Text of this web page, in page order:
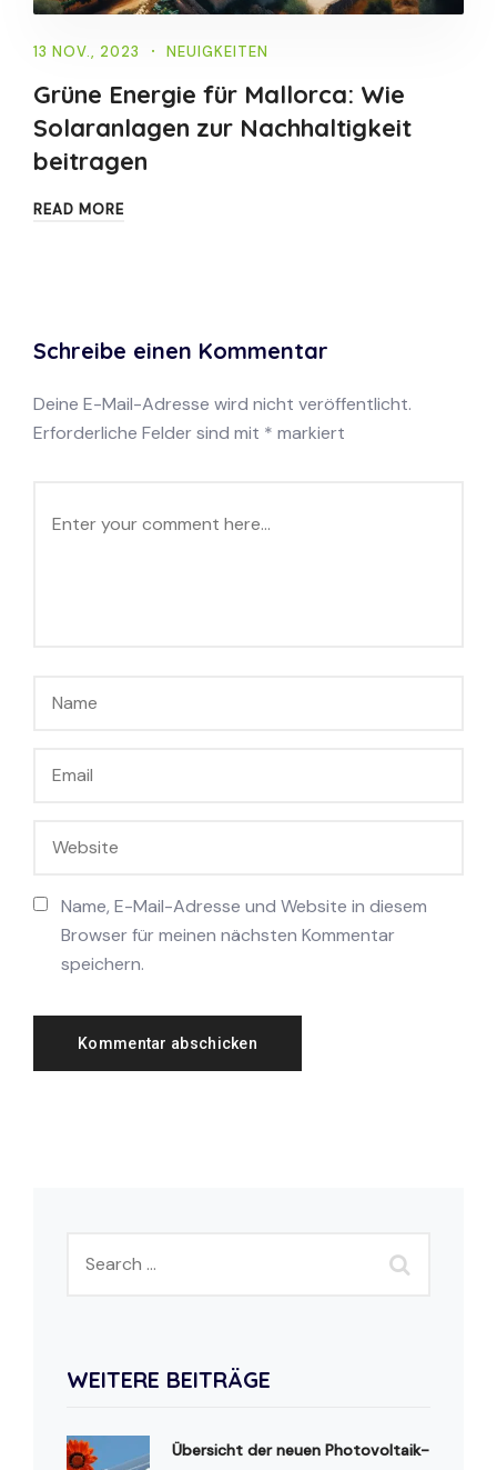
13 NOV., 2023 NEUIGKEITEN
Grüne Energie für Mallorca: Wie
Solaranlagen zur Nachhaltigkeit
beitragen
READ MORE
Schreibe einen Kommentar
Deine E-Mail-Adresse wird nicht veröffentlicht.
Erforderliche Felder sind mit * markiert
Name, E-Mail-Adresse und Website in diesem
Browser für meinen nächsten Kommentar
speichern.
WEITERE BEITRÄGE
Übersicht der neuen Photovoltaik-